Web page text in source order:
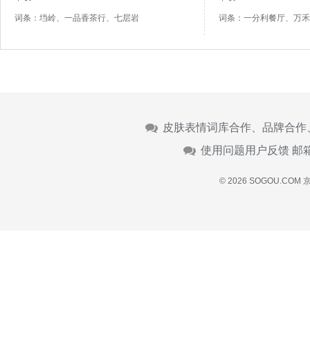
词条：垱岭、一品香茶行、七层岩 词条：一分利餐厅、万
皮肤表情词库合作、品牌合
使用问题用户反馈 邮
© 2026 SOGOU.COM